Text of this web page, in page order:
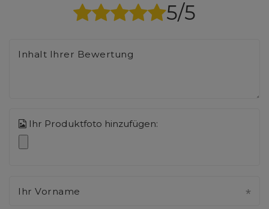
5/5
Inhalt Ihrer Bewertung
Ihr Produktfoto hinzufügen:
Ihr Vorname